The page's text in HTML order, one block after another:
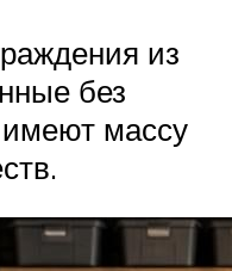
из
без
массу